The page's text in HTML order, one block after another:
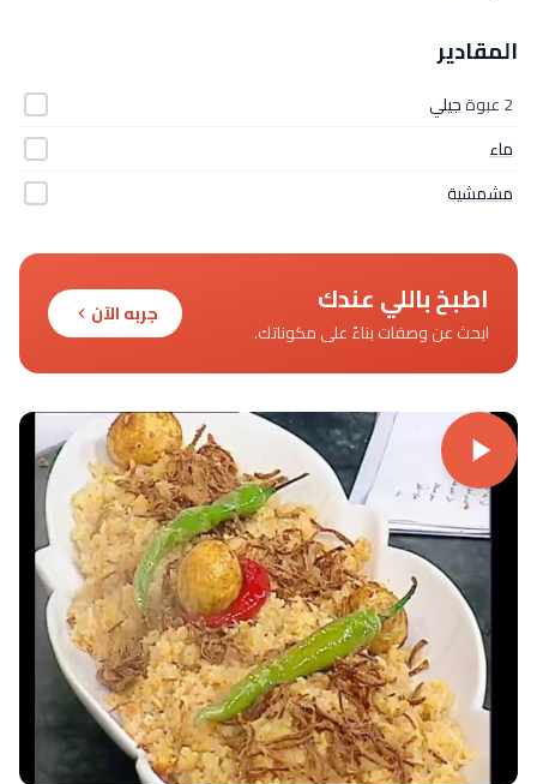
المقادير
2 عبوة
جيلي
ماء
مشمشية
اطبخ باللي عندك
ابحث عن وصفات بناءً على مكوناتك.
جربه الآن